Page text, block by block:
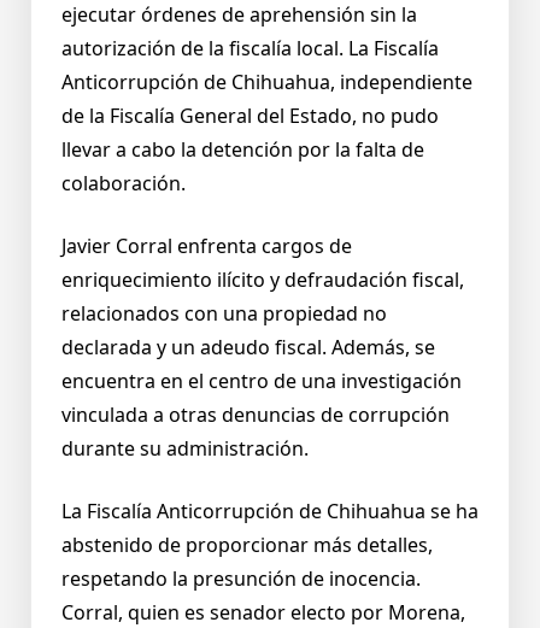
ejecutar órdenes de aprehensión sin la
autorización de la fiscalía local. La Fiscalía
Anticorrupción de Chihuahua, independiente
de la Fiscalía General del Estado, no pudo
llevar a cabo la detención por la falta de
colaboración.
Javier Corral enfrenta cargos de
enriquecimiento ilícito y defraudación fiscal,
relacionados con una propiedad no
declarada y un adeudo fiscal. Además, se
encuentra en el centro de una investigación
vinculada a otras denuncias de corrupción
durante su administración.
La Fiscalía Anticorrupción de Chihuahua se ha
abstenido de proporcionar más detalles,
respetando la presunción de inocencia.
Corral, quien es senador electo por Morena,